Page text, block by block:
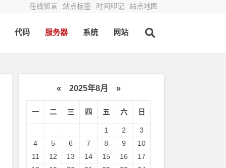
在线留言 站点标签 时间印记 站点地图
代码 服务器 系统 网站
« 2025年8月 »
一 二 三 四 五 六 日
1 2
3
4
5 6 7 8 9
10
11
12 13 14 15 16
17